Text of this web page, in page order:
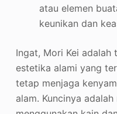
atau elemen
keunikan dan
Ingat, Mori Kei adalah
estetika alami yang
tetap menjaga
alam. Kuncinya